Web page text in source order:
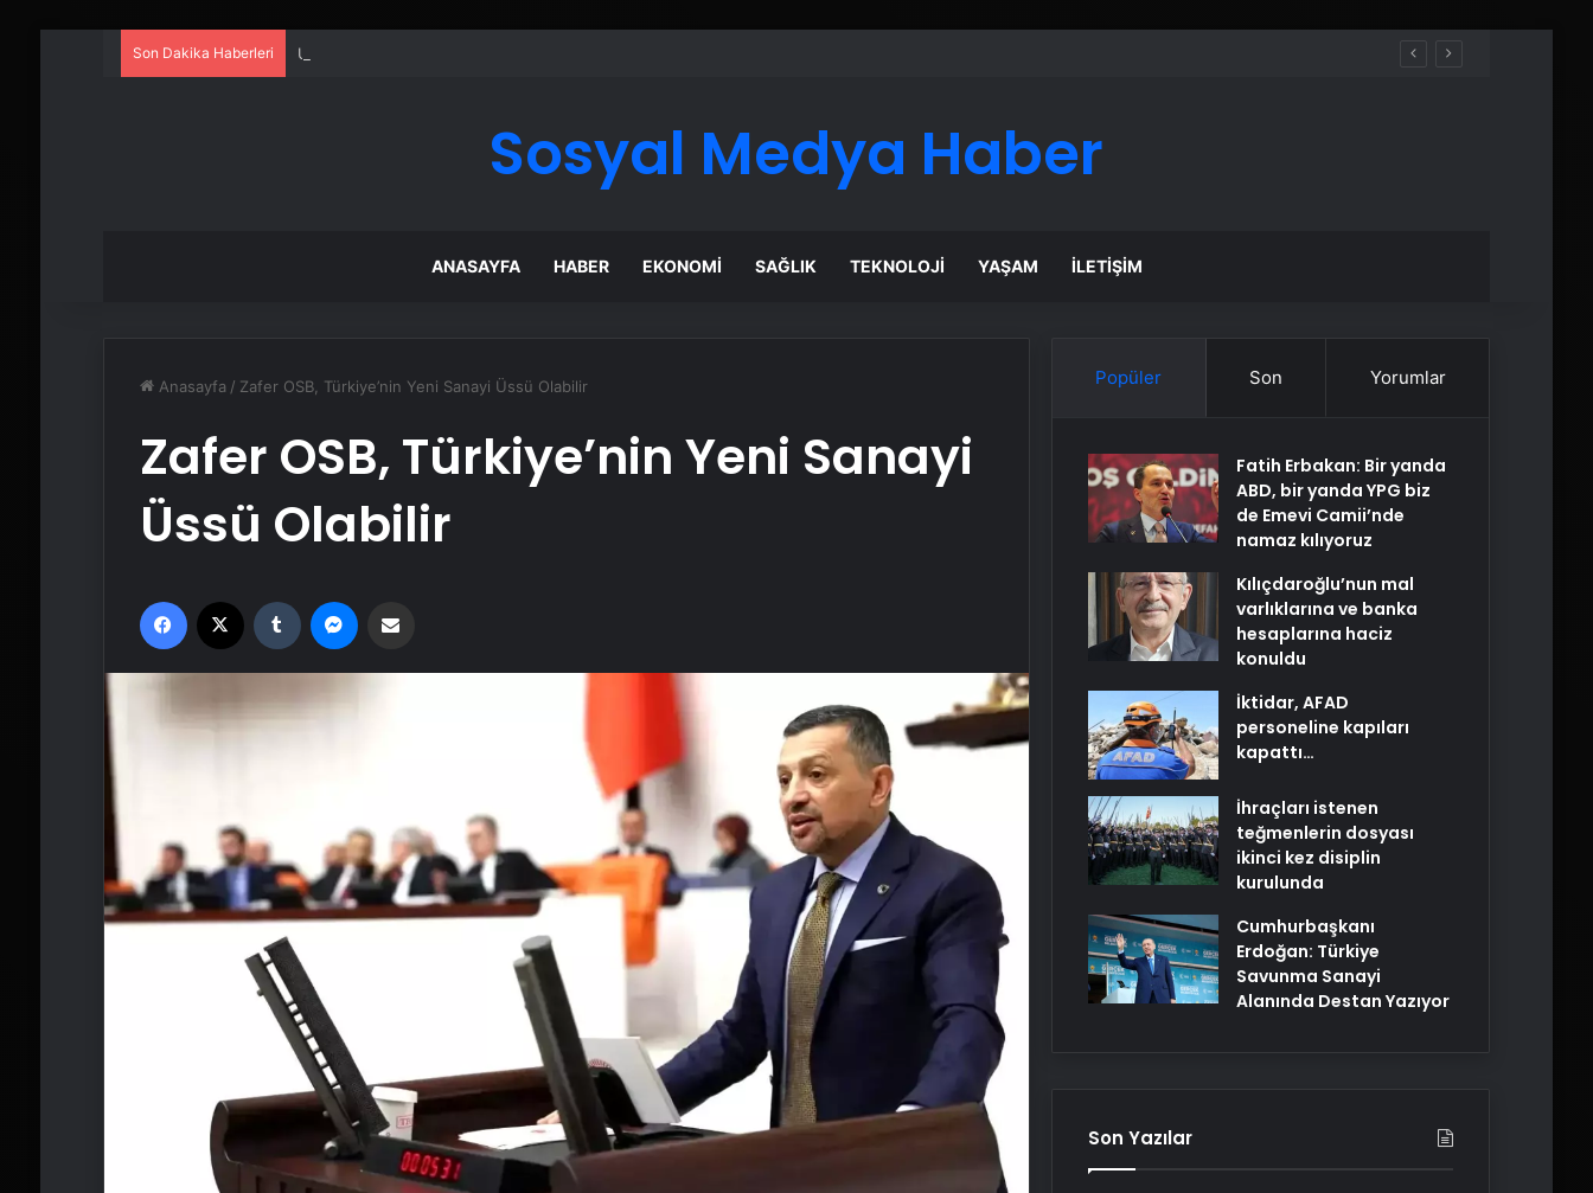
Son Dakika Haberleri UETDS Nedir ? Uetds.com İle Akıllı Dijital Taşımacılık Yazılımı
Sosyal Medya Haber
ANASAYFA HABER EKONOMI SAĞLIK TEKNOLOJI YAŞAM İLETIŞIM
Anasayfa / Zafer OSB, Türkiye’nin Yeni Sanayi Üssü Olabilir
Zafer OSB, Türkiye’nin Yeni Sanayi
Üssü Olabilir
Facebook Tumblr
Popüler Son Yorumlar
Fatih Erbakan: Bir yanda
ABD, bir yanda YPG biz
de Emevi Camii’nde
namaz kılıyoruz
Kılıçdaroğlu’nun mal
varlıklarına ve banka
hesaplarına haciz
konuldu
İktidar, AFAD
personeline kapıları
kapattı…
İhraçları istenen
teğmenlerin dosyası
ikinci kez disiplin
kurulunda
Cumhurbaşkanı
Erdoğan: Türkiye
Savunma Sanayi
Alanında Destan Yazıyor
Son Yazılar